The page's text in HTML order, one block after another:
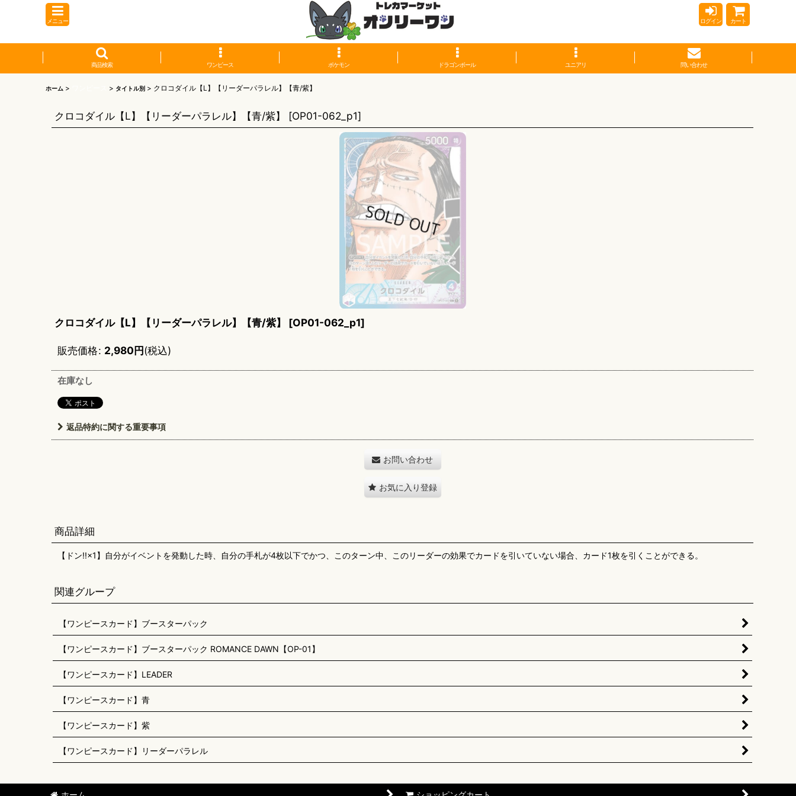
メニュー ログイン カート
商品検索 ワンピース ポケモン ドラゴンボール ユニアリ 問い合わせ
ホーム > > タイトル別 > クロコダイル【L】【リーダーパラレル】【青/紫】
クロコダイル【L】【リーダーパラレル】【青/紫】 [OP01-062_p1]
クロコダイル【L】【リーダーパラレル】【青/紫】 [OP01-062_p1]
販売価格: 2,980円(税込)
在庫なし
返品特約に関する重要事項
お問い合わせ
お気に入り登録
商品詳細
【ドン!!×1】自分がイベントを発動した時、自分の手札が4枚以下でかつ、このターン中、このリーダーの効果でカードを引いていない場合、カード1枚を引くことができる。
関連グループ
【ワンピースカード】ブースターパック
【ワンピースカード】ブースターパック ROMANCE DAWN【OP-01】
【ワンピースカード】LEADER
【ワンピースカード】青
【ワンピースカード】紫
【ワンピースカード】リーダーパラレル